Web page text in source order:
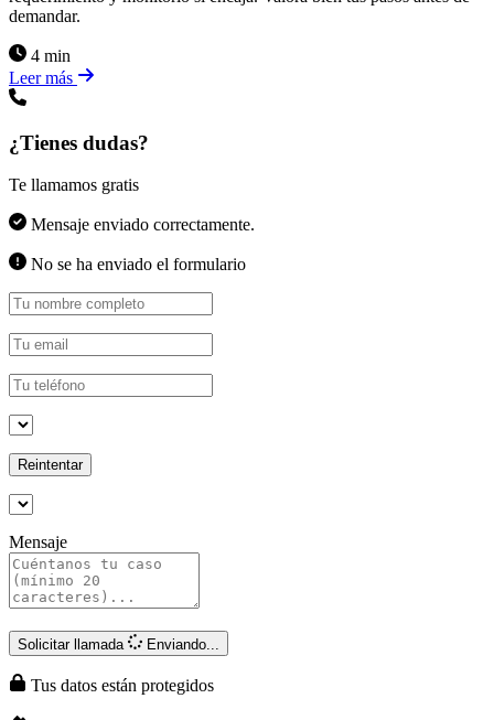
demandar.
4 min
Leer más
¿Tienes dudas?
Te llamamos gratis
Mensaje enviado correctamente.
No se ha enviado el formulario
Reintentar
Mensaje
Solicitar llamada Enviando...
Tus datos están protegidos